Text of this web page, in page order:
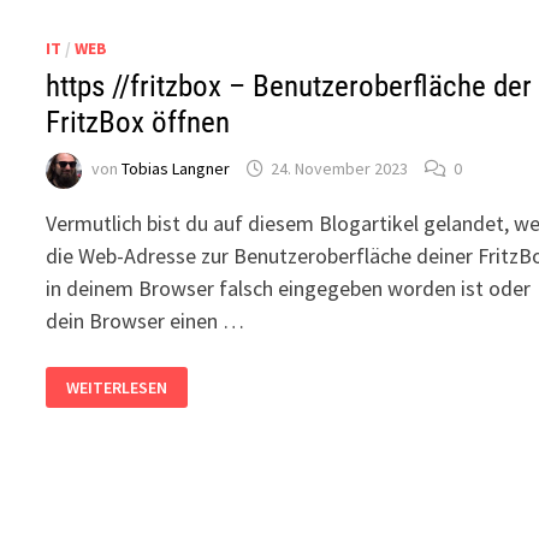
IT /WEB
https //fritzbox – Benutzeroberfläche der
FritzBox öffnen
vonTobias Langner 24. November 2023 0
Vermutlich bist du auf diesem Blogartikel gelandet,
die Web-Adresse zur Benutzeroberfläche deiner
in deinem Browser falsch eingegeben worden ist oder
dein Browser einen …
//FRITZBOX
–
WEITERLESEN